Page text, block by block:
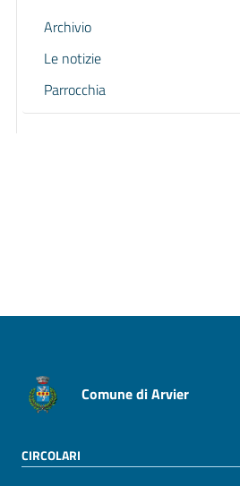
Archivio
Le notizie
Parrocchia
Comune di Arvier
CIRCOLARI